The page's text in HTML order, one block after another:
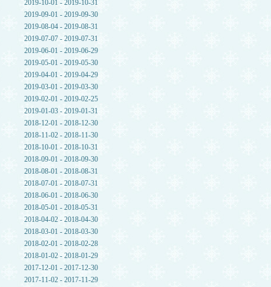
2019-10-01 - 2019-10-31
2019-09-01 - 2019-09-30
2019-08-04 - 2019-08-31
2019-07-07 - 2019-07-31
2019-06-01 - 2019-06-29
2019-05-01 - 2019-05-30
2019-04-01 - 2019-04-29
2019-03-01 - 2019-03-30
2019-02-01 - 2019-02-25
2019-01-03 - 2019-01-31
2018-12-01 - 2018-12-30
2018-11-02 - 2018-11-30
2018-10-01 - 2018-10-31
2018-09-01 - 2018-09-30
2018-08-01 - 2018-08-31
2018-07-01 - 2018-07-31
2018-06-01 - 2018-06-30
2018-05-01 - 2018-05-31
2018-04-02 - 2018-04-30
2018-03-01 - 2018-03-30
2018-02-01 - 2018-02-28
2018-01-02 - 2018-01-29
2017-12-01 - 2017-12-30
2017-11-02 - 2017-11-29